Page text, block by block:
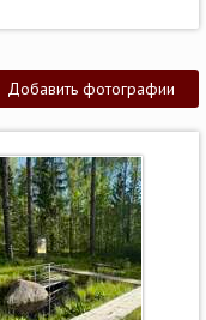
Добавить фотографии